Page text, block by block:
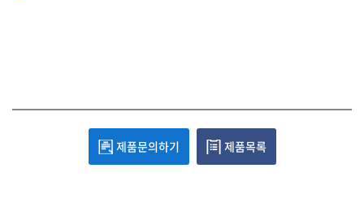
제품문의하기 제품목록